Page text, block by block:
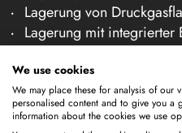
Lagerung von
Lagerung mit integrierter
Gekühlte Lagerung
Kombinierte Lagerung
Lagerung in Reinräumen
Lagerung von nicht
We use cookies
We may place these for analysis of our
personalised content and to give you a
information about the cookies we use